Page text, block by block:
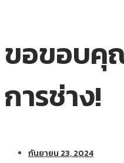
ขอขอบคุ
การช่าง!
กันยายน 23, 2024